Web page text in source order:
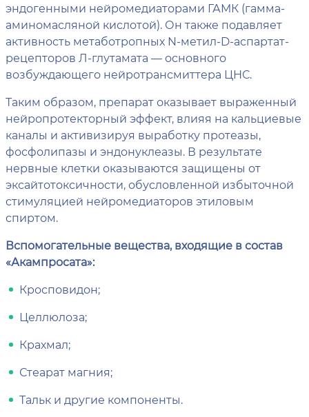
эндогенными нейромедиаторами ГАМК (гамма-
аминомасляной кислотой). Он также подавляет
активность метаботропных N-метил-D-аспартат-
рецепторов Л-глутамата — основного
возбуждающего нейротрансмиттера ЦНС.
Таким образом, препарат оказывает выраженный
нейропротекторный эффект, влияя на кальциевые
каналы и активизируя выработку протеазы,
фосфолипазы и эндонуклеазы. В результате
нервные клетки оказываются защищены от
эксайтотоксичности, обусловленной избыточной
стимуляцией нейромедиаторов этиловым
спиртом.
Вспомогательные вещества, входящие в состав
«Акампросата»:
Кросповидон;
Целлюлоза;
Крахмал;
Стеарат магния;
Тальк и другие компоненты.